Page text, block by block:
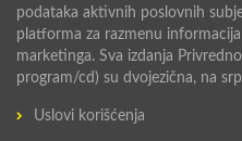
podataka aktivnih poslovnih
platforma za razmenu
marketinga. Sva izdanja
program/cd) su dvojezična, na
Uslovi korišćenja